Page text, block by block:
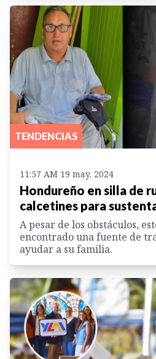
TENDENCIAS
11:57 AM 19 may. 2024
Hondureño en silla de
calcetines para
A pesar de los obstáculos,
encontrado una fuente de
ayudar a su familia.